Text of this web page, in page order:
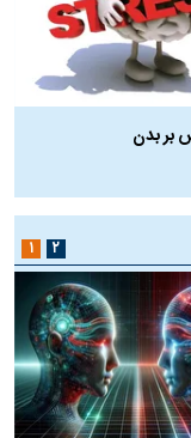
بر بدن
۱ ۲